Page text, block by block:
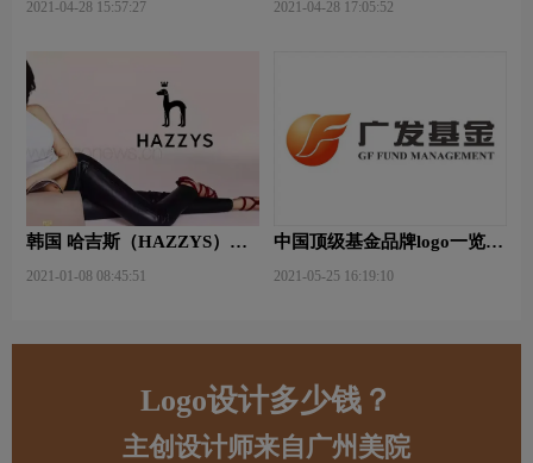
2021-04-28 15:57:27 2021-04-28 17:05:52
韩国 哈吉斯（HAZZYS）品
2021-01-08 08:45:51
中国顶级基金品牌logo一览：
2021-05-25 16:19:10
Logo设计多少钱？
主创设计师来自广州美院